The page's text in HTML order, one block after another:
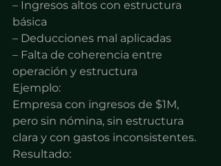
– Ingresos altos con estructura
básica
– Deducciones mal aplicadas
– Falta de coherencia entre
operación y estructura
Ejemplo:
Empresa con ingresos de $1M,
pero sin nómina, sin estructura
clara y con gastos inconsistentes.
Resultado: